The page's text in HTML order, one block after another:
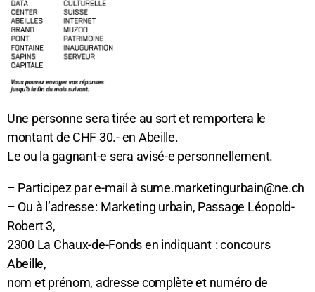
Une personne sera tirée au sort et remportera le
montant de CHF 30.- en Abeille.
Le ou la gagnant-e sera avisé-e personnellement.
– Participez par e-mail à sume.marketingurbain@ne.ch
– Ou à l’adresse : Marketing urbain, Passage Léopold-
Robert 3,
2300 La Chaux-de-Fonds en indiquant : concours
Abeille,
nom et prénom, adresse complète et numéro de